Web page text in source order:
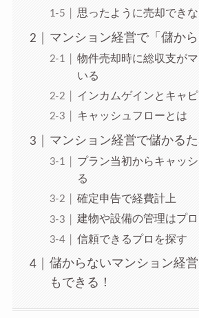
思ったように売却でき
マンション経営で「儲か
物件売却時に総収支が
いる
インカムゲインとキャ
キャッシュフローとは
マンション経営で儲かる
プラン当初からキャッ
る
確定申告で経費計上
建物や設備の管理はプ
信頼できるプロを探す
儲からないマンション経
もできる！